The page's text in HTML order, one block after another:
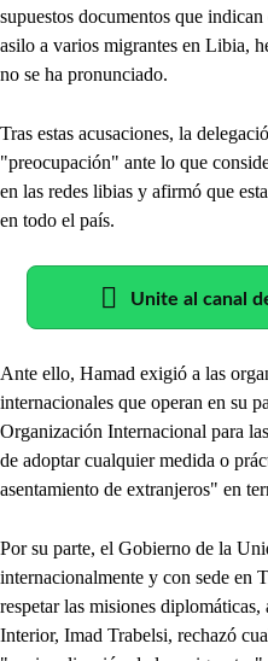
supuestos documentos que
asilo a varios migrantes en Libia,
no se ha pronunciado.
Tras estas acusaciones, la
"preocupación" ante lo que
en las redes libias y afirmó que
en todo el país.
Unite al canal
Ante ello, Hamad exigió a las
internacionales que operan en su
Organización Internacional para
de adoptar cualquier medida o
asentamiento de extranjeros" en
Por su parte, el Gobierno de la
internacionalmente y con sede en
respetar las misiones
Interior, Imad Trabelsi, rechazó